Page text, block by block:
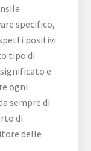
specifico,
positivi
tipo di
e
ogni
sempre di
di
delle